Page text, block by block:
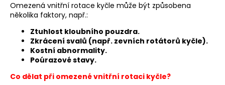
Omezená vnitřní rotace kyčle může být způsobena
několika faktory, např.:
Ztuhlost kloubního pouzdra.
Zkrácení svalů (např. zevních rotátorů kyčle).
Kostní abnormality.
Poúrazové stavy.
Co dělat při omezené vnitřní rotaci kyčle?